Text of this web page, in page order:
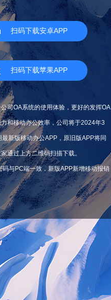
扫码下载安卓APP
扫码下载苹果APP
司OA系统的使用体验，更好的发挥OA
和移动办公效率，公司将于2024年3
最新版移动办公APP，原旧版APP将同
通过上方二维码扫描下载。
码与PC端一致，新版APP新增移动报销